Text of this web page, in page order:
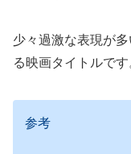
少々過激な表現が
る映画タイトルです
参考